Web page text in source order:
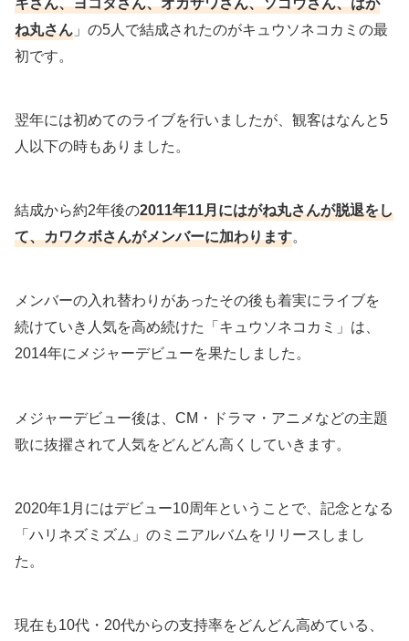
ね丸さん 」の5人で結成されたのがキュウソネコカミの最
初です。
翌年には初めてのライブを行いましたが、観客はなんと5
人以下の時もありました。
結成から約2年後の2011年11月にはがね丸さんが脱退をし
て、カワクボさんがメンバーに加わります。
メンバーの入れ替わりがあったその後も着実にライブを
続けていき人気を高め続けた「キュウソネコカミ」は、
2014年にメジャーデビューを果たしました。
メジャーデビュー後は、CM・ドラマ・アニメなどの主題
歌に抜擢されて人気をどんどん高くしていきます。
2020年1月にはデビュー10周年ということで、記念となる
「ハリネズミズム」のミニアルバムをリリースしまし
た。
現在も10代・20代からの支持率をどんどん高めている、